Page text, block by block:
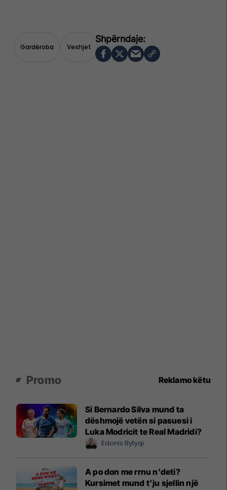
Gardëroba Veshjet
Promo Reklamo këtu
Si Bernardo Silva mund ta
dëshmojë vetën si pasuesi i
Luka Modricit te Real Madridi?
Edonis Bytyqi
A po don me rrnu n’deti?
Kursimet mund t’ju sjellin një